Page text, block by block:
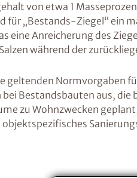
von etwa 1
für „Bestands-Ziegel“ ein
eine Anreicherung des
während der
geltenden Normvorgaben
Bestandsbauten aus,
zu Wohnzwecken
objektspezifisches